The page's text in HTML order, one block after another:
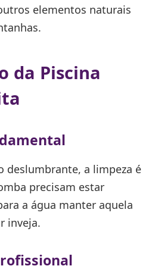
elementos naturais
da Piscina
deslumbrante, a limpeza é
precisam estar
a água manter aquela
inveja.